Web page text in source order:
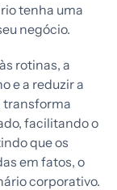
tenha uma
negócio.
rotinas, a
e a reduzir a
transforma
facilitando o
que os
em fatos, o
corporativo.